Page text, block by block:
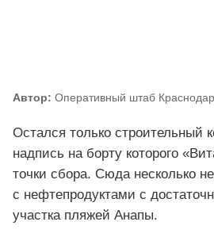
Автор: Оперативный штаб
Остался только строительный
надпись на борту которого
точки сбора. Сюда несколько
с нефтепродуктами с
участка пляжей Анапы.